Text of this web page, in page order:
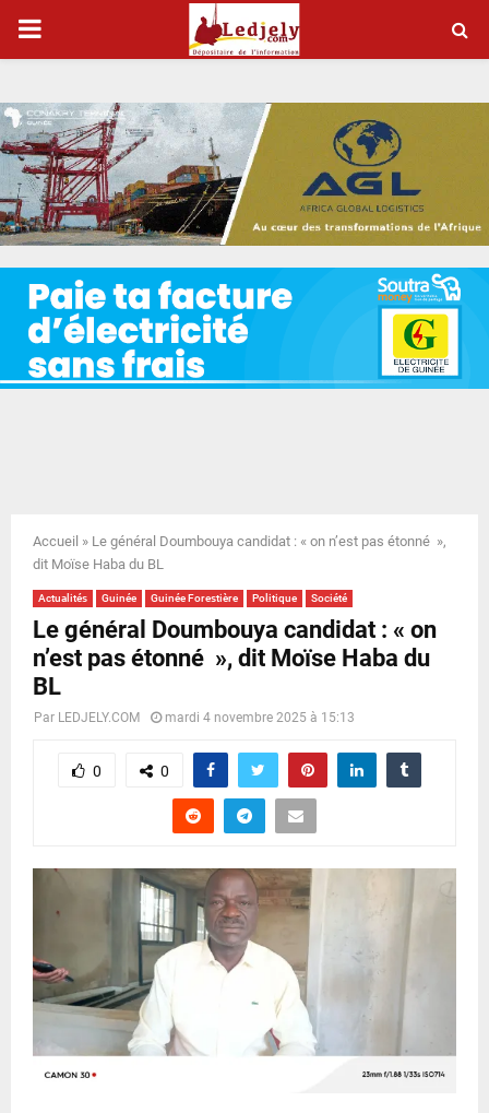
P
I
M
A
R
Y
N
U
Accueil » Le général Doumbouya candidat : « on n’est pas étonné »,
dit Moïse Haba du BL
Actualités Guinée Guinée Forestière Politique Société
Le général Doumbouya candidat : « on
n’est pas étonné », dit Moïse Haba du
BL
Par LEDJELY.COM mardi 4 novembre 2025 à 15:13
0 0